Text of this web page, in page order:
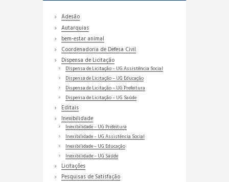
Adesão
Autarquias
bem-estar animal
Coordenadoria de Defesa Civil
Dispensa de Licitação
Dispensa de Licitação – UG Assistência Social
Dispensa de Licitação – UG Educação
Dispensa de Licitação – UG Prefeitura
Dispensa de Licitação – UG Saúde
Editais
Inexibilidade
Inexibilidade – UG Prefeitura
Inexibilidade – UG Assistência Social
Inexibilidade – UG Educação
Inexibilidade – UG Saúde
Licitações
Pesquisas de Satisfação